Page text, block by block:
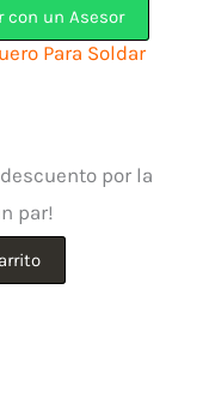
con un Asesor
Para Soldar
por la
par!